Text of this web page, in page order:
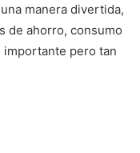
manera divertida,
de ahorro, consumo
pero tan